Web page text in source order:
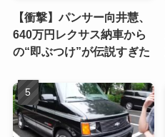
【衝撃】パンサー向井慧、
640万円レクサス納車から
の“即ぶつけ”が伝説すぎた